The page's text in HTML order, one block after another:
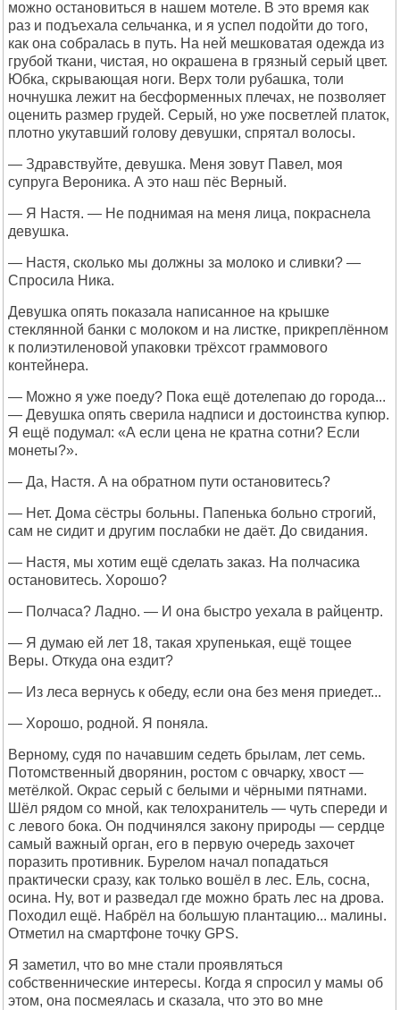
можно остановиться в нашем мотеле. В это время как
раз и подъехала сельчанка, и я успел подойти до того,
как она собралась в путь. На ней мешковатая одежда из
грубой ткани, чистая, но окрашена в грязный серый цвет.
Юбка, скрывающая ноги. Верх толи рубашка, толи
ночнушка лежит на бесформенных плечах, не позволяет
оценить размер грудей. Серый, но уже посветлей платок,
плотно укутавший голову девушки, спрятал волосы.
— Здравствуйте, девушка. Меня зовут Павел, моя
супруга Вероника. А это наш пёс Верный.
— Я Настя. — Не поднимая на меня лица, покраснела
девушка.
— Настя, сколько мы должны за молоко и сливки? —
Спросила Ника.
Девушка опять показала написанное на крышке
стеклянной банки с молоком и на листке, прикреплённом
к полиэтиленовой упаковки трёхсот граммового
контейнера.
— Можно я уже поеду? Пока ещё дотелепаю до города...
— Девушка опять сверила надписи и достоинства купюр.
Я ещё подумал: «А если цена не кратна сотни? Если
монеты?».
— Да, Настя. А на обратном пути остановитесь?
— Нет. Дома сёстры больны. Папенька больно строгий,
сам не сидит и другим послабки не даёт. До свидания.
— Настя, мы хотим ещё сделать заказ. На полчасика
остановитесь. Хорошо?
— Полчаса? Ладно. — И она быстро уехала в райцентр.
— Я думаю ей лет 18, такая хрупенькая, ещё тощее
Веры. Откуда она ездит?
— Из леса вернусь к обеду, если она без меня приедет...
— Хорошо, родной. Я поняла.
Верному, судя по начавшим седеть брылам, лет семь.
Потомственный дворянин, ростом с овчарку, хвост —
метёлкой. Окрас серый с белыми и чёрными пятнами.
Шёл рядом со мной, как телохранитель — чуть спереди и
с левого бока. Он подчинялся закону природы — сердце
самый важный орган, его в первую очередь захочет
поразить противник. Бурелом начал попадаться
практически сразу, как только вошёл в лес. Ель, сосна,
осина. Ну, вот и разведал где можно брать лес на дрова.
Походил ещё. Набрёл на большую плантацию... малины.
Отметил на смартфоне точку GPS.
Я заметил, что во мне стали проявляться
собственнические интересы. Когда я спросил у мамы об
этом, она посмеялась и сказала, что это во мне